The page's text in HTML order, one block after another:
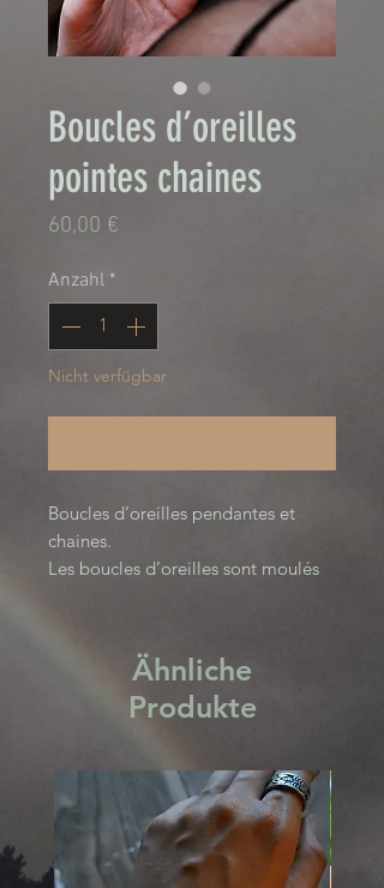
Boucles d’oreilles
pointes chaines
60,00 €
Anzahl *
Nicht verfügbar
Boucles d’oreilles pendantes et
chaines.
Les boucles d’oreilles sont moulés
acier inoxydable.
Surface texturée, patinée puis polie.
Longueur totale 7cm
Ähnliche
Produkte